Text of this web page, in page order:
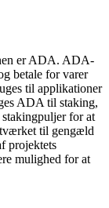
er ADA. ADA-
betale for varer
til applikationer
ADA til staking,
for at
til gengæld
projektets
mulighed for at